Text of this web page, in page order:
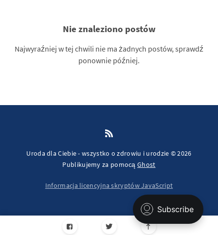
Nie znaleziono postów
Najwyraźniej w tej chwili nie ma żadnych postów, sprawdź
ponownie później.
Uroda dla Ciebie - wszystko o zdrowiu i urodzie © 2026
Publikujemy za pomocąGhost
Informacja licencyjna skryptów JavaScript